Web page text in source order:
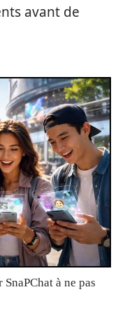
avant de
à ne pas